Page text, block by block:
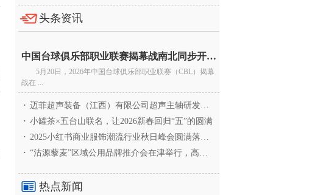
头条资讯
中国台球俱乐部职业联赛揭幕战南北同步开杆 首届CBL
5月20日，2026年中国台球俱乐部职业联赛（CBL）揭幕
战在 ...
· 迈菲超声装备（江西）有限公司超声主轴研发和生产项
· 小罐茶×五台山联名，让2026新春回归“五”的圆满
· 2025小红书商业服饰潮流行业秋日峰会圆满落幕，携手
· “沽源藜麦”区域公用品牌推介会在津举行，高蛋白产业
热点新闻